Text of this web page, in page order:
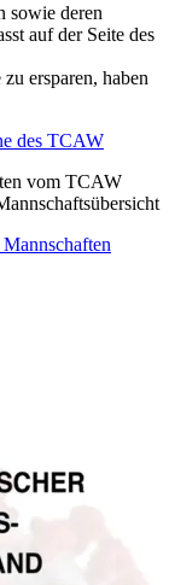
sowie deren
auf der Seite des
ersparen, haben
des TCAW
vom TCAW